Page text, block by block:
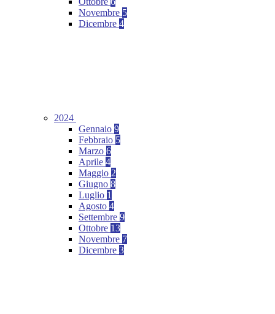
Novembre 5
Dicembre 4
2024
Gennaio 9
Febbraio 5
Marzo 6
Aprile 4
Maggio 2
Giugno 8
Luglio 1
Agosto 4
Settembre 9
Ottobre 13
Novembre 7
Dicembre 3